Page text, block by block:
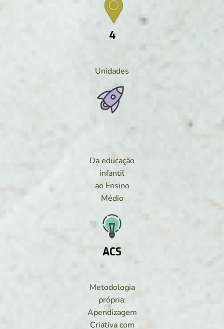
4
Unidades
Da educação
infantil
ao Ensino
Médio
ACS
Metodologia
própria:
Apendizagem
Criativa com